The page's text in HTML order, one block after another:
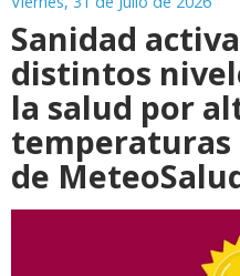
Sanidad
distintos
la salud por
temperaturas
de